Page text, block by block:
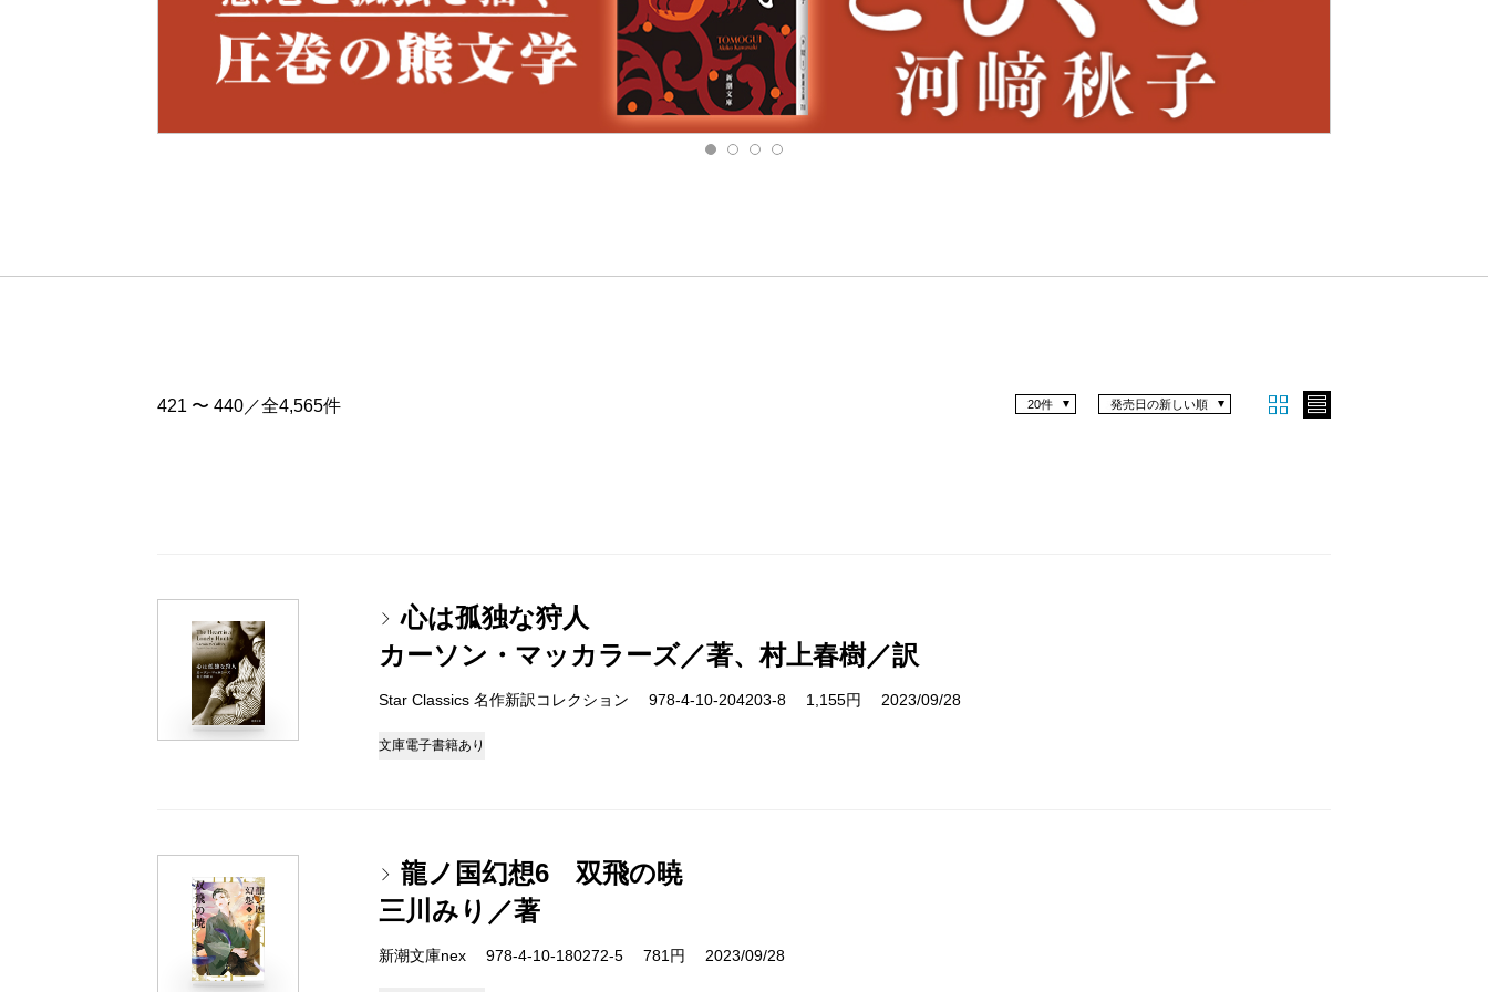
421 〜 440／全4,565件 発売日の新しい順
20件
心は孤独な狩人
カーソン・マッカラーズ／著、村上春樹／訳
Star Classics 名作新訳コレクション 978-4-10-204203-8 1,155円 2023/09/28
文庫電子書籍あり
龍ノ国幻想6 双飛の暁
三川みり／著
新潮文庫nex 978-4-10-180272-5 781円 2023/09/28